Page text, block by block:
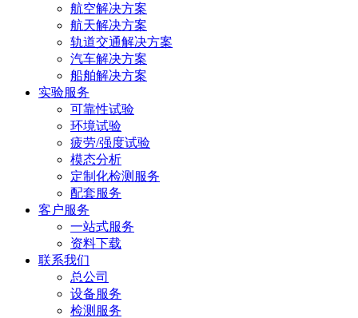
航空解决方案
航天解决方案
轨道交通解决方案
汽车解决方案
船舶解决方案
实验服务
可靠性试验
环境试验
疲劳/强度试验
模态分析
定制化检测服务
配套服务
客户服务
一站式服务
资料下载
联系我们
总公司
设备服务
检测服务